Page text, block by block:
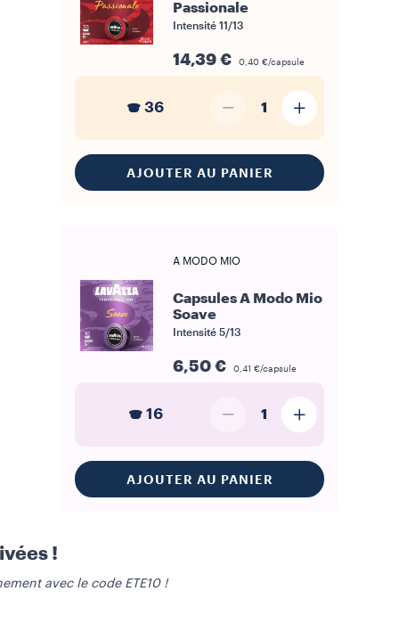
Passionale
Intensité 11/13
14,39 € 0,40 €/capsule
36 1
AJOUTER AU PANIER
A MODO MIO
Capsules A Modo Mio
Soave
Intensité 5/13
6,50 € 0,41 €/capsule
16 1
AJOUTER AU PANIER
!
avec le code ETE10 !